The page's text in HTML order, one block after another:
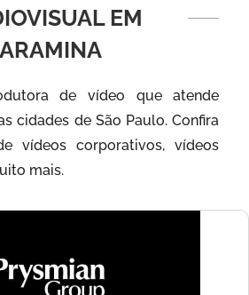
EM
ARAMINA
de vídeo que atende
cidades de São Paulo. Confira
vídeos corporativos, vídeos
mais.